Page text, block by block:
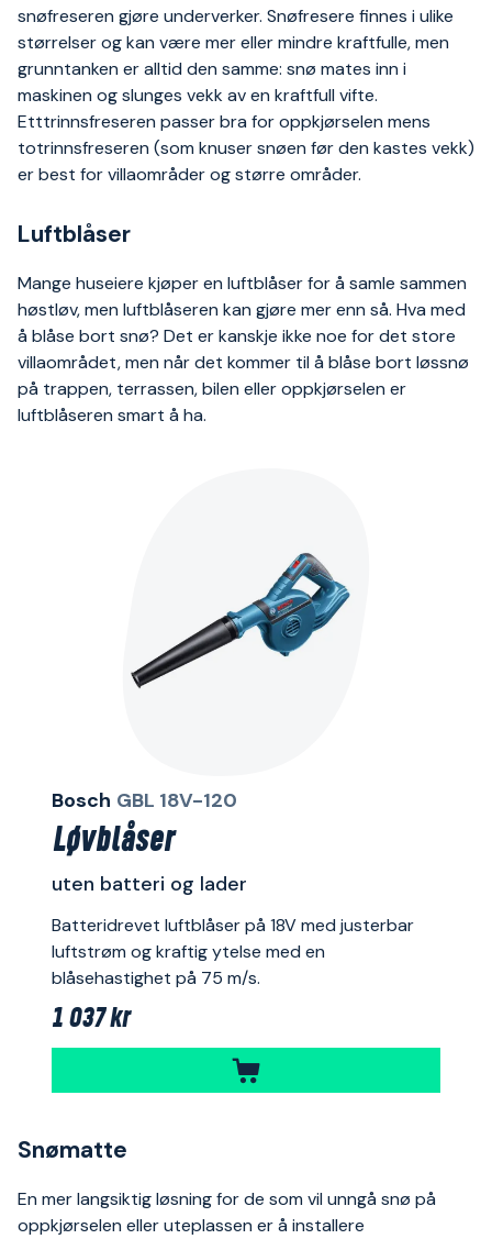
snøfreseren gjøre underverker. Snøfresere finnes i ulike
størrelser og kan være mer eller mindre kraftfulle, men
grunntanken er alltid den samme: snø mates inn i
maskinen og slunges vekk av en kraftfull vifte.
Etttrinnsfreseren passer bra for oppkjørselen mens
totrinnsfreseren (som knuser snøen før den kastes vekk)
er best for villaområder og større områder.
Luftblåser
Mange huseiere kjøper en luftblåser for å samle sammen
høstløv, men luftblåseren kan gjøre mer enn så. Hva med
å blåse bort snø? Det er kanskje ikke noe for det store
villaområdet, men når det kommer til å blåse bort løssnø
på trappen, terrassen, bilen eller oppkjørselen er
luftblåseren smart å ha.
Bosch GBL 18V-120
Løvblåser
uten batteri og lader
Batteridrevet luftblåser på 18V med justerbar
luftstrøm og kraftig ytelse med en
blåsehastighet på 75 m/s.
1 037 kr
Snømatte
En mer langsiktig løsning for de som vil unngå snø på
oppkjørselen eller uteplassen er å installere